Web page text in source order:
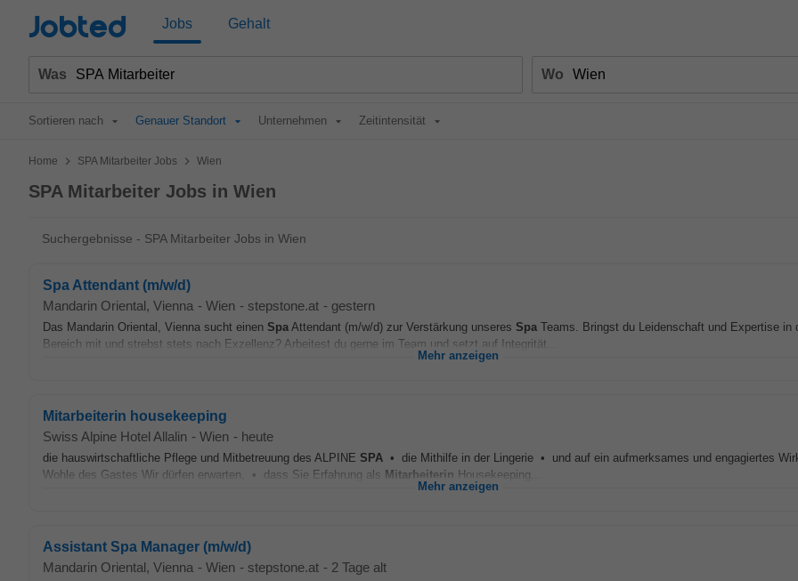
Jobted Jobs Gehalt
Was Wo
Sortieren nach Genauer Standort Unternehmen Zeitintensität
Home > SPA Mitarbeiter Jobs > Wien
SPA Mitarbeiter Jobs in Wien
Suchergebnisse - SPA Mitarbeiter Jobs in Wien
Spa Attendant (m/w/d)
Mandarin Oriental, Vienna - Wien - stepstone.at - gestern
Das Mandarin Oriental, Vienna sucht einen Spa Attendant (m/w/d) zur Verstärkung unseres Spa Teams. Bringst du Leidenschaft und Expertise in
Bereich mit und strebst stets nach Exzellenz? Arbeitest du gerne im Team und setzt auf Integrität...
Mehr anzeigen
Mitarbeiterin housekeeping
Swiss Alpine Hotel Allalin - Wien - heute
die hauswirtschaftliche Pflege und Mitbetreuung des ALPINE SPA • die Mithilfe in der Lingerie • und auf ein aufmerksames und engagiertes
Wohle des Gastes Wir dürfen erwarten, • dass Sie Erfahrung als Mitarbeiterin Housekeeping...
Mehr anzeigen
Assistant Spa Manager (m/w/d)
Mandarin Oriental, Vienna - Wien - stepstone.at - 2 Tage alt